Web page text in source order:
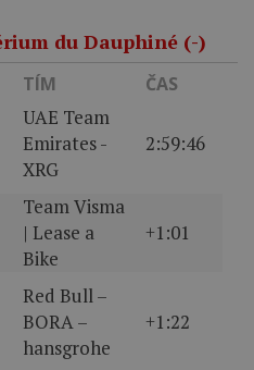
du Dauphiné (-)
TÍM ČAS
UAE Team
Emirates -
XRG
2:59:46
Team Visma
| Lease a
Bike
+1:01
Red Bull –
BORA –
hansgrohe
+1:22